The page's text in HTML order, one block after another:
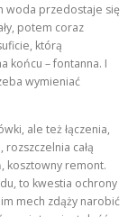
woda przedostaje się
potem coraz
którą
końcu – fontanna. I
wymieniać
ale też łączenia,
całą
kosztowny remont.
to kwestia ochrony
mech zdąży narobić